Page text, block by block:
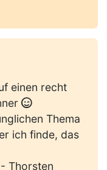
einen recht
Thema
ich finde, das
Thorsten